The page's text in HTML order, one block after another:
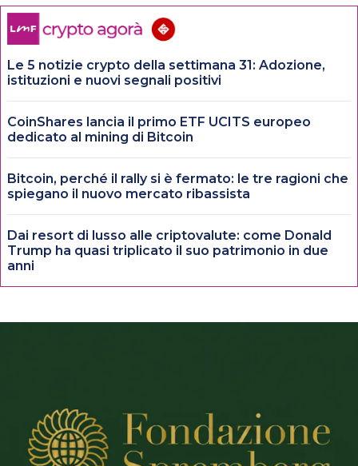
Le 5 notizie crypto della settimana 31: Adozione,
istituzioni e nuovi segnali positivi
CoinShares lancia il primo ETF UCITS europeo
dedicato al mining di Bitcoin
Bitcoin, perché il rally si è fermato: le tre ragioni che
spiegano il nuovo mercato ribassista
Dai resort di lusso alle criptovalute: come Donald
Trump ha quasi triplicato il suo patrimonio in due
anni